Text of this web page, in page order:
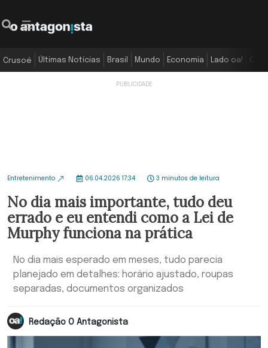
Crusoé Últimas Notícias Brasil Mundo Economia Lado oa!
Entretenimento 06.04.2026 17:34 3 minutos de leitura
No dia mais importante, tudo deu
errado e eu entendi como a Lei de
Murphy funciona na prática
No dia mais esperado em meses, tudo parecia
planejado em detalhes: horário ajustado, roupas
separadas, documentos organizados
Redação O Antagonista